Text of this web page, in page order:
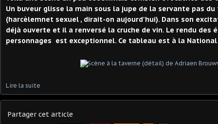
Un buveur glisse la main sous la jupe de la servante pas
(harcèlemnet sexuel , dirait-on aujourd'hui). Dans son
déjà ouverte et il a renversé la cruche de vin. Le rendu des
personnages est exceptionnel. Ce tableau est à la National
Lire la suite
Partager cet article